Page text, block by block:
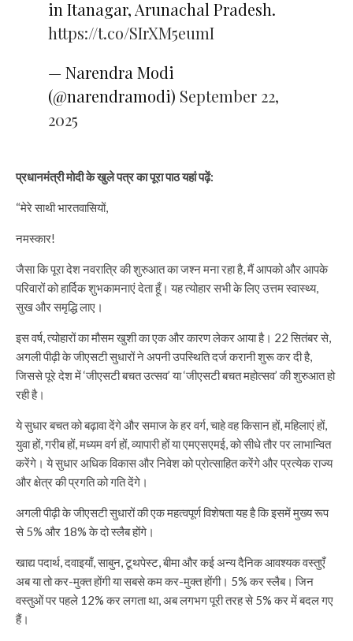
in Itanagar, Arunachal Pradesh.
https://t.co/SIrXM5eumI
— Narendra Modi
(@narendramodi) September 22,
2025
प्रधानमंत्री मोदी के खुले पत्र का पूरा पाठ यहां पढ़ें:
“मेरे साथी भारतवासियों,
नमस्कार!
जैसा कि पूरा देश नवरात्रि की शुरुआत का जश्न मना रहा है, मैं आपको और आपके
परिवारों को हार्दिक शुभकामनाएं देता हूँ। यह त्योहार सभी के लिए उत्तम स्वास्थ्य,
सुख और समृद्धि लाए।
इस वर्ष, त्योहारों का मौसम खुशी का एक और कारण लेकर आया है। 22 सितंबर से,
अगली पीढ़ी के जीएसटी सुधारों ने अपनी उपस्थिति दर्ज करानी शुरू कर दी है,
जिससे पूरे देश में ‘जीएसटी बचत उत्सव’ या ‘जीएसटी बचत महोत्सव’ की शुरुआत हो
रही है।
ये सुधार बचत को बढ़ावा देंगे और समाज के हर वर्ग, चाहे वह किसान हों, महिलाएं हों,
युवा हों, गरीब हों, मध्यम वर्ग हों, व्यापारी हों या एमएसएमई, को सीधे तौर पर लाभान्वित
करेंगे। ये सुधार अधिक विकास और निवेश को प्रोत्साहित करेंगे और प्रत्येक राज्य
और क्षेत्र की प्रगति को गति देंगे।
अगली पीढ़ी के जीएसटी सुधारों की एक महत्वपूर्ण विशेषता यह है कि इसमें मुख्य रूप
से 5% और 18% के दो स्लैब होंगे।
खाद्य पदार्थ, दवाइयाँ, साबुन, टूथपेस्ट, बीमा और कई अन्य दैनिक आवश्यक वस्तुएँ
अब या तो कर-मुक्त होंगी या सबसे कम कर-मुक्त होंगी। 5% कर स्लैब। जिन
वस्तुओं पर पहले 12% कर लगता था, अब लगभग पूरी तरह से 5% कर में बदल गए
हैं।